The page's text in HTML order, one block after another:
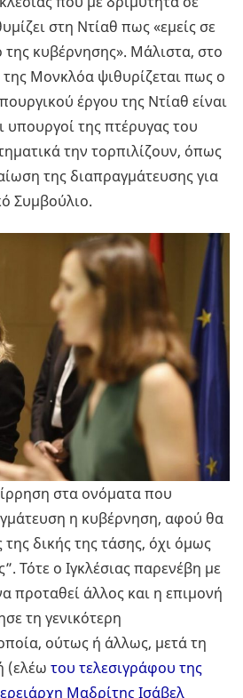
στη Ντίαθ πως «εμείς σε
κυβέρνησης». Μάλιστα, στο
Μονκλόα ψιθυρίζεται πως ο
έργου της Ντίαθ είναι
υπουργοί της πτέρυγας του
την τορπιλίζουν, όπως
της διαπραγμάτευσης για
Συμβούλιο.
στα ονόματα που
η κυβέρνηση, αφού θα
δικής της τάσης, όχι όμως
Τότε ο Ιγκλέσιας παρενέβη με
προταθεί άλλος και η επιμονή
τη γενικότερη
ούτως ή άλλως, μετά τη
(ελέω του τελεσιγράφου της
Μαδρίτης Ισάβελ